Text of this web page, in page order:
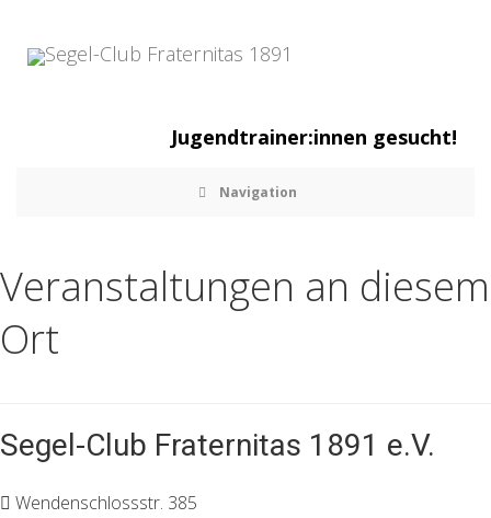
Jugendtrainer:innen gesucht!
Navigation
Veranstaltungen an diesem
Ort
Segel-Club Fraternitas 1891 e.V.
Wendenschlossstr. 385